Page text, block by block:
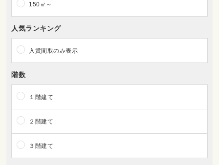
150㎡～
人気ランキング
入賞間取のみ表示
階数
１階建て
２階建て
３階建て